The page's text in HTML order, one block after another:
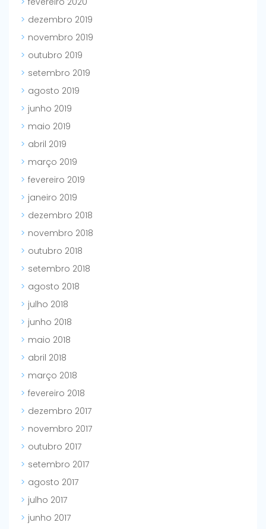
dezembro 2019
novembro 2019
outubro 2019
setembro 2019
agosto 2019
junho 2019
maio 2019
abril 2019
março 2019
fevereiro 2019
janeiro 2019
dezembro 2018
novembro 2018
outubro 2018
setembro 2018
agosto 2018
julho 2018
junho 2018
maio 2018
abril 2018
março 2018
fevereiro 2018
dezembro 2017
novembro 2017
outubro 2017
setembro 2017
agosto 2017
julho 2017
junho 2017